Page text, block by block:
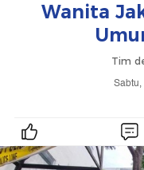
Wanita
Tim